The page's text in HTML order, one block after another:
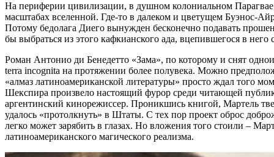
На периферии цивилизации, в душном колониальном
масштабах вселенной. Где-то в далеком и цветущем Буэнос-
Потому бедолага Диего вынужден бесконечно подавать
бы выбраться из этого кафкианского ада, вцепившегося в
Роман Антонио ди Бенедетто «Зама», по которому и снят
terra incognita на протяжении более полувека. Можно
«алмаз латиноамериканской литературы» просто ждал того
Шекспира произвело настоящий фурор среди читающей
аргентинский кинорежиссер. Проникшись книгой, Мартель
удалось «протолкнуть» в Штаты. С тех пор проект оброс
легко может зарябить в глазах. Но вложения того стоили –
латиноамериканского магического реализма.